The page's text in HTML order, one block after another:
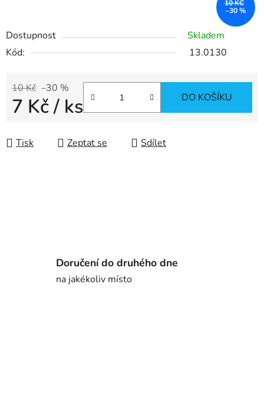
Dostupnost
Skladem
Kód:
13.0130
10 Kč –30 %
7 Kč/ ks DO KOŠÍKU
Tisk Zeptat se Sdílet
10 KČ
–30 %
Doručení do druhého dne
na jakékoliv místo